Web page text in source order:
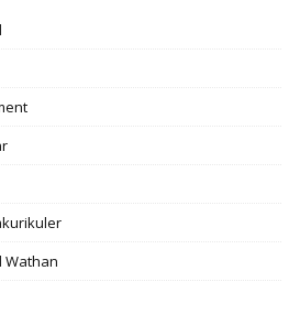
Wathan